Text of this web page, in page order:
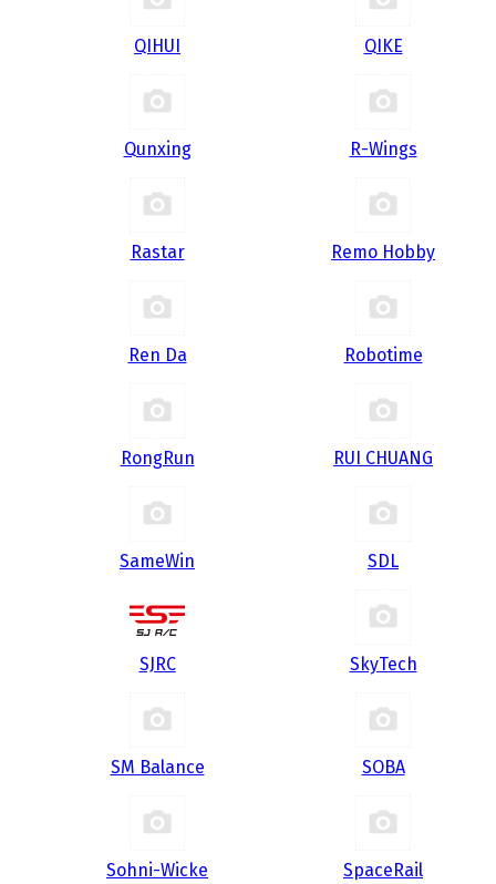
QIHUI QIKE
Qunxing R-Wings
Rastar Remo Hobby
Ren Da Robotime
RongRun RUI CHUANG
SameWin SDL
SJRC SkyTech
SM Balance SOBA
Sohni-Wicke SpaceRail